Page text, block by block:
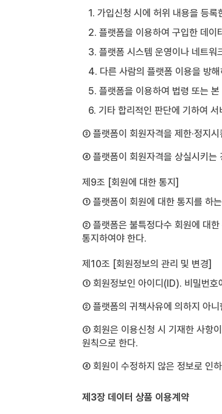
1. 가입신청 시에 허위 내용을 등록
2. 플랫폼을 이용하여 구입한 데이
3. 플랫폼 시스템 운영이나 네트워
4. 다른 사람의 플랫폼 이용을 방
5. 플랫폼을 이용하여 법령 또는
6. 기타 합리적인 판단에 기하여
③ 플랫폼이 회원자격을 제한·정지
④ 플랫폼이 회원자격을 상실시키는
제9조 [회원에 대한 통지]
① 플랫폼이 회원에 대한 통지를 하
② 플랫폼은 불특정다수 회원에 대한
통지하여야 한다.
제10조 [회원정보의 관리 및 변경]
① 회원정보인 아이디(ID). 비밀번호
② 플랫폼의 귀책사유에 의하지 아
③ 회원은 이용신청 시 기재한 사항
원칙으로 한다.
④ 회원이 수정하지 않은 정보로 인
제3장 데이터 상품 이용계약